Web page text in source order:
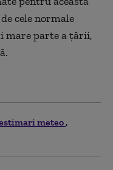
cele normale
mare parte a țării,
meteo